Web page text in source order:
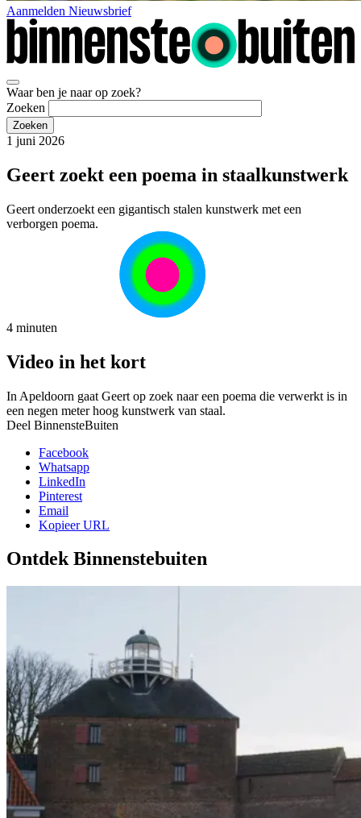
Aanmelden Nieuwsbrief
Waar ben je naar op zoek?
Zoeken
1 juni 2026
Geert zoekt een poema in staalkunstwerk
Geert onderzoekt een gigantisch stalen kunstwerk met een
verborgen poema.
4 minuten
Video in het kort
In Apeldoorn gaat Geert op zoek naar een poema die verwerkt is in
een negen meter hoog kunstwerk van staal.
Deel BinnensteBuiten
Facebook
Whatsapp
LinkedIn
Pinterest
Email
Kopieer URL
Ontdek Binnenstebuiten